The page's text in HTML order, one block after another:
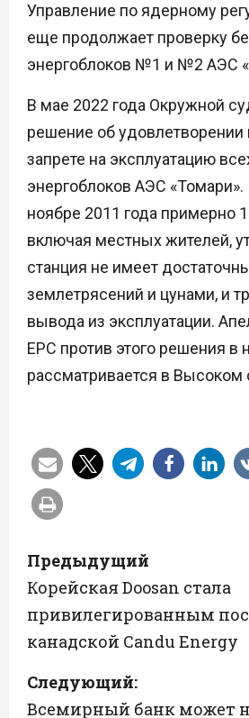
Управление по ядерному
еще продолжает проверку
энергоблоков №1 и №2 АЭС
В мае 2022 года Окружной
решение об удовлетворении
запрете на эксплуатацию
энергоблоков АЭС
ноябре 2011 года примерно
включая местных жителей,
станция не имеет
землетрясений и цунами, и
вывода из эксплуатации.
EPC против этого решения
рассматривается в Высоком
Н
а
в
г
Предыдущий
Корейская Doosan стала
привилегированным
канадской Candu Energy
Следующий:
Всемирный банк может